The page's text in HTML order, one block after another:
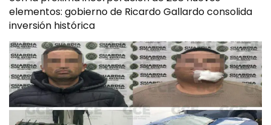
elementos: gobierno de Ricardo Gallardo consolida
inversión histórica